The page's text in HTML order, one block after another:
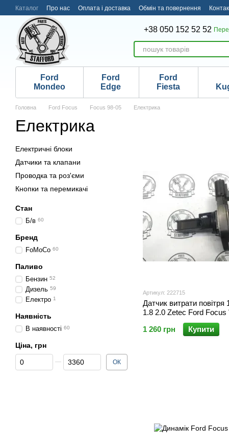
Перейти до основного контенту
Каталог Про нас Оплата і доставка Обмін та повернення
+38 050 152 52 52
Ford
Mondeo
Ford
Edge
Ford
Fiesta
Головна Ford Focus Focus 98-05 Електрика
Електрика
Артикул: 222715
Датчик витрати повітря
1.8 2.0 Zetec Ford Focus
'05/Mondeo '98-'00
1 260 грн
Купити
Електричні блоки
Датчики та клапани
Проводка та роз'єми
Кнопки та перемикачі
Стан
Б/в 60
Бренд
FoMoCo 60
Паливо
Бензин 52
Дизель 59
Електро 1
Наявність
В наявності 60
Ціна, грн
Від Ціна, грн
До Ціна, грн ОК